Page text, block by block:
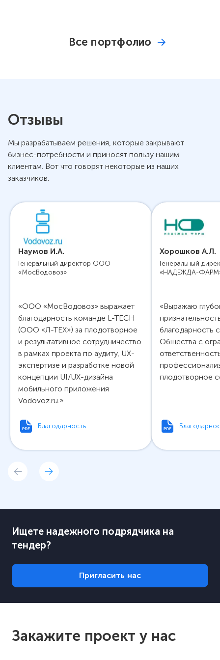
заявками
Все портфолио
Отзывы
Мы разрабатываем решения, которые закрывают
бизнес-потребности и приносят пользу нашим
клиентам. Вот что говорят некоторые из наших
заказчиков.
Наумов И.А.
Генеральный директор ООО
«МосВодовоз»
ООО «МосВодовоз» выражает
благодарность команде L-TECH
(ООО «Л-ТЕХ») за плодотворное
и результативное сотрудничество
в рамках проекта по аудиту, UX-
экспертизе и разработке новой
концепции UI/UX-дизайна
мобильного приложения
Vodovoz.ru.
Благодарность
Хорошков А.Л.
Генеральный
«НАДЕЖДА-
Выражаю
благодарность
Общества с
плодотворное
Ищете надежного подрядчика на
тендер?
Пригласить нас
Закажите проект у нас